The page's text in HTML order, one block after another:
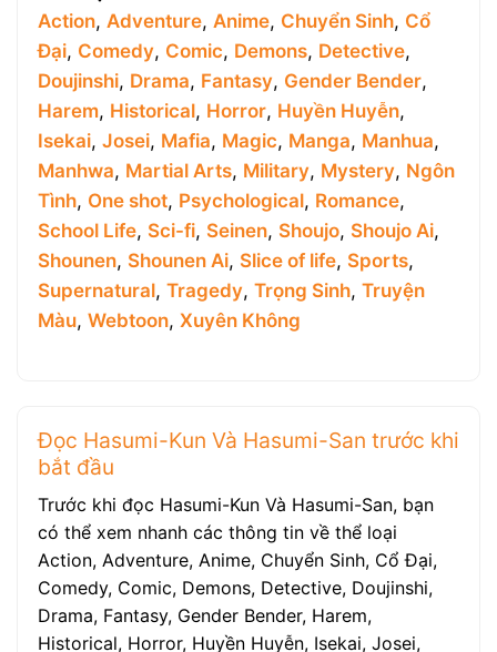
Action, Adventure, Anime, Chuyển Sinh, Cổ
Đại, Comedy, Comic, Demons, Detective,
Doujinshi, Drama, Fantasy, Gender Bender,
Harem, Historical, Horror, Huyền Huyễn,
Isekai, Josei, Mafia, Magic, Manga, Manhua,
Manhwa, Martial Arts, Military, Mystery, Ngôn
Tình, One shot, Psychological, Romance,
School Life, Sci-fi, Seinen, Shoujo, Shoujo Ai,
Shounen, Shounen Ai, Slice of life, Sports,
Supernatural, Tragedy, Trọng Sinh, Truyện
Màu, Webtoon, Xuyên Không
Đọc Hasumi-Kun Và Hasumi-San trước khi
bắt đầu
Trước khi đọc Hasumi-Kun Và Hasumi-San, bạn
có thể xem nhanh các thông tin về thể loại
Action, Adventure, Anime, Chuyển Sinh, Cổ Đại,
Comedy, Comic, Demons, Detective, Doujinshi,
Drama, Fantasy, Gender Bender, Harem,
Historical, Horror, Huyền Huyễn, Isekai, Josei,